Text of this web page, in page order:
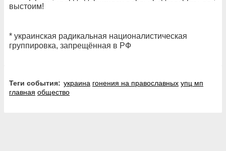
выстоим!
* украинская радикальная националистическая
группировка, запрещённая в РФ
Теги события: украина гонения на православных упц мп
главная общество